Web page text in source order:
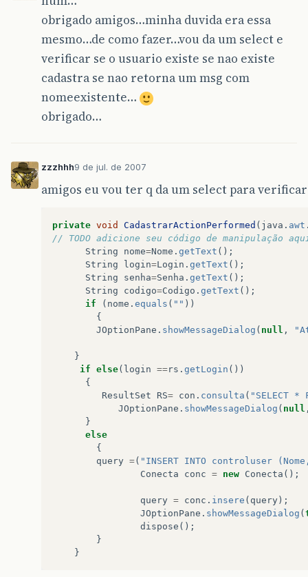
obrigado amigos…minha duvida era essa
mesmo…de como fazer…vou da um select e
verificar se o usuario existe se nao existe
cadastra se nao retorna um msg com
nomeexistente…
obrigado…
zzzhhh9 de jul. de 2007
amigos eu vou ter q da um select para
private void CadastrarActionPerformed ( java . awt
// TODO adicione seu código de manipulação
String
nome=Nome . getText ();
String
login=Login . getText ();
String
senha=Senha . getText ();
String
codigo=Codigo . getText ();
if
( nome . equals ( "" ))
{
JOptionPane . showMessageDialog ( null ,
}
if else( login ==rs . getLogin ())
{
ResultSet
RS= con . consulta ( "SELECT *
JOptionPane . showMessageDialog ( null
}
else
{
query =( "INSERT INTO controluser
Conecta
conc = new Conecta ();
query = conc . insere ( query );
JOptionPane . showMessageDialog (
dispose ();
}
}